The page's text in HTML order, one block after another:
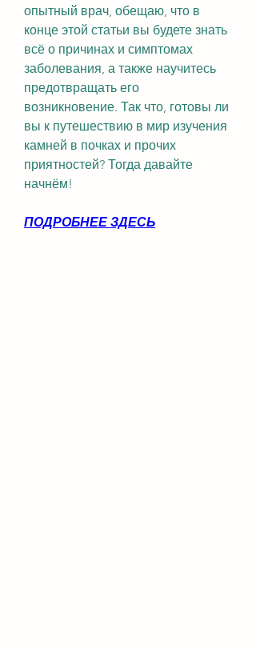
опытный врач, обещаю, что в
конце этой статьи вы будете знать
всё о причинах и симптомах
заболевания, а также научитесь
предотвращать его
возникновение. Так что, готовы ли
вы к путешествию в мир изучения
камней в почках и прочих
приятностей? Тогда давайте
начнём!
ПОДРОБНЕЕ ЗДЕСЬ